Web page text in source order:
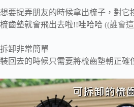
想要捉弄朋友的時候拿出梳子，對它
梳齒墊就會飛出去啦!!哇哈哈 ((誰會
拆卸非常簡單
裝回去的時候只需要將梳齒墊朝正確